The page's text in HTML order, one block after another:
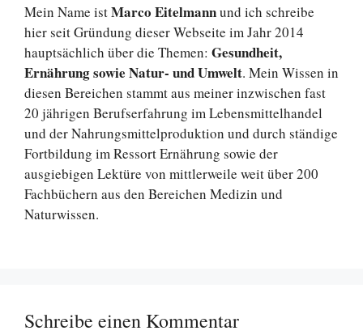
Mein Name istMarco Eitelmannund ich schreibe
hier seit Gründung dieser Webseite im Jahr 2014
hauptsächlich über die Themen: Gesundheit,
Ernährung sowie Natur- und Umwelt. Mein Wissen in
diesen Bereichen stammt aus meiner inzwischen fast
20 jährigen Berufserfahrung im Lebensmittelhandel
und der Nahrungsmittelproduktion und durch ständige
Fortbildung im Ressort Ernährung sowie der
ausgiebigen Lektüre von mittlerweile weit über 200
Fachbüchern aus den Bereichen Medizin und
Naturwissen.
Schreibe einen Kommentar